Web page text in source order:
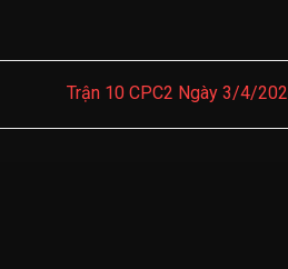
Trận 10 CPC2 Ngày 3/4/